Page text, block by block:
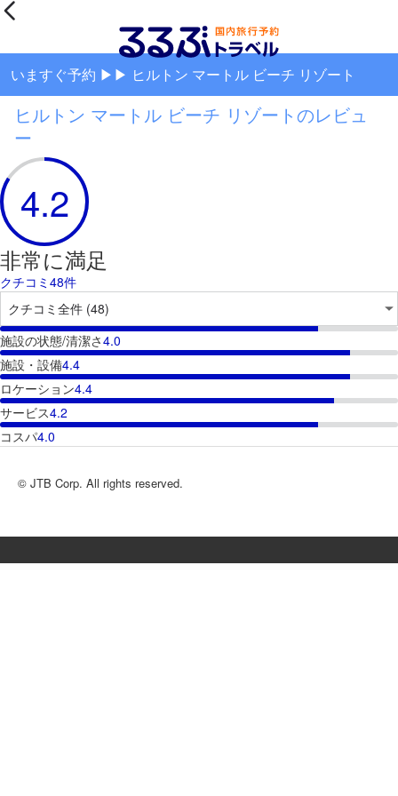
いますぐ予約 ▶▶ ヒルトン マートル ビーチ リゾート
ヒルトン マートル ビーチ リゾートのレビュ
ー
4.2
非常に満足
クチコミ48件
施設の状態/清潔さ4.0
施設・設備4.4
ロケーション4.4
サービス4.2
コスパ4.0
© JTB Corp. All rights reserved.